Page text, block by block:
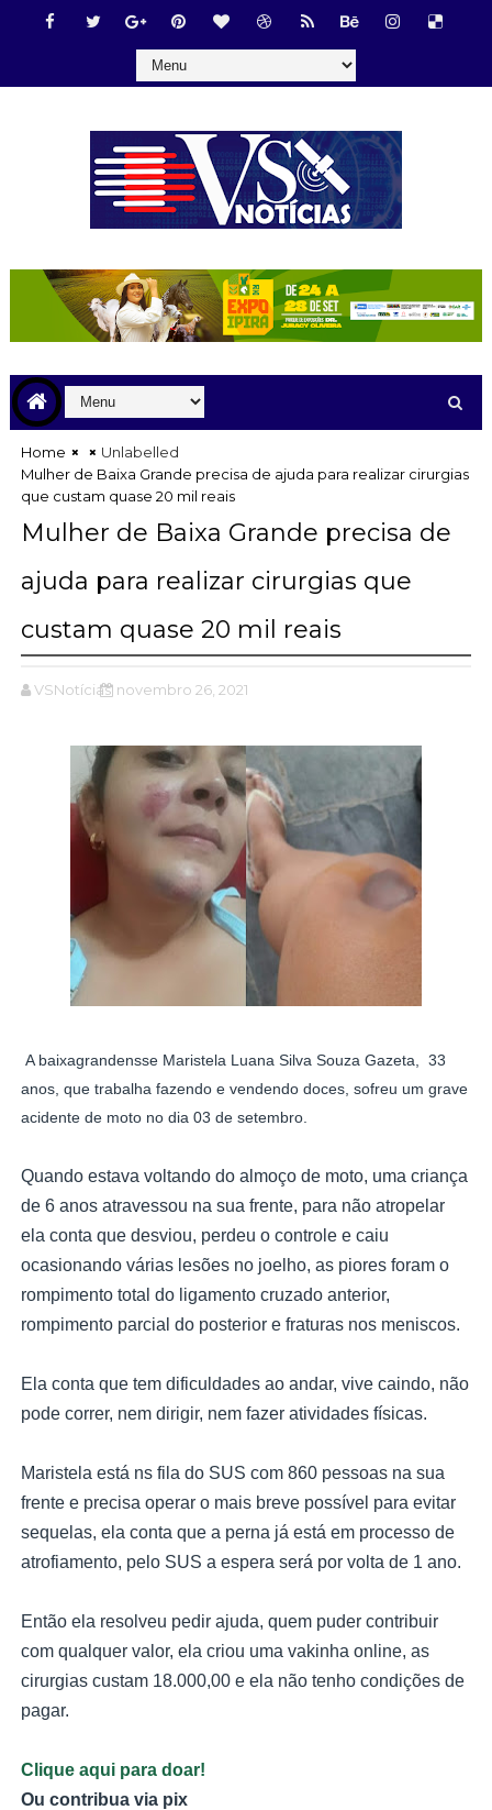
Home
Unlabelled
Mulher de Baixa Grande precisa de ajuda para realizar cirurgias
que custam quase 20 mil reais
Mulher de Baixa Grande precisa de
ajuda para realizar cirurgias que
custam quase 20 mil reais
VSNotícias novembro 26, 2021
A baixagrandensse Maristela Luana Silva Souza Gazeta, 33
anos, que trabalha fazendo e vendendo doces, sofreu um grave
acidente de moto no dia 03 de setembro.
Quando estava voltando do almoço de moto, uma criança
de 6 anos atravessou na sua frente, para não atropelar
ela conta que desviou, perdeu o controle e caiu
ocasionando várias lesões no joelho, as piores foram o
rompimento total do ligamento cruzado anterior,
rompimento parcial do posterior e fraturas nos meniscos.
Ela conta que tem dificuldades ao andar, vive caindo, não
pode correr, nem dirigir, nem fazer atividades físicas.
Maristela está ns fila do SUS com 860 pessoas na sua
frente e precisa operar o mais breve possível para evitar
sequelas, ela conta que a perna já está em processo de
atrofiamento, pelo SUS a espera será por volta de 1 ano.
Então ela resolveu pedir ajuda, quem puder contribuir
com qualquer valor, ela criou uma vakinha online, as
cirurgias custam 18.000,00 e ela não tenho condições de
pagar.
Clique aqui para doar!
Ou contribua via pix